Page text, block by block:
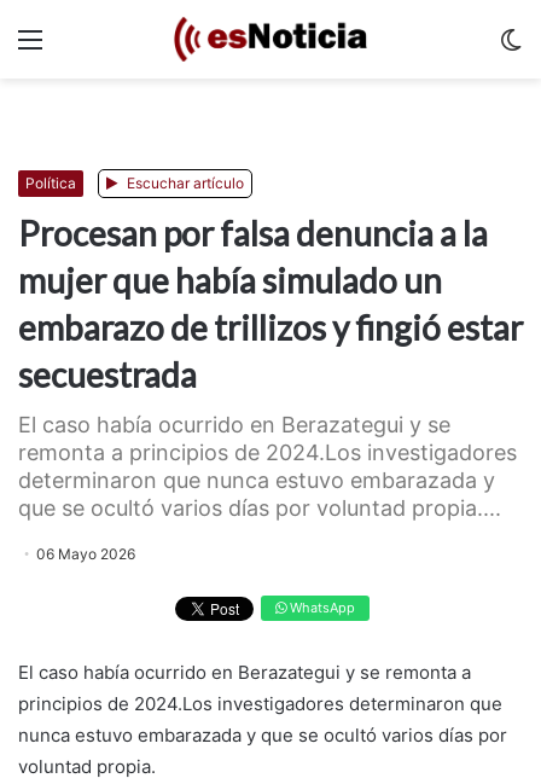
Política Escuchar artículo
Procesan por falsa denuncia a la
mujer que había simulado un
embarazo de trillizos y fingió estar
secuestrada
El caso había ocurrido en Berazategui y se
remonta a principios de 2024.Los investigadores
determinaron que nunca estuvo embarazada y
que se ocultó varios días por voluntad propia....
06 Mayo 2026
WhatsApp
El caso había ocurrido en Berazategui y se remonta a
principios de 2024.Los investigadores determinaron que
nunca estuvo embarazada y que se ocultó varios días por
voluntad propia.